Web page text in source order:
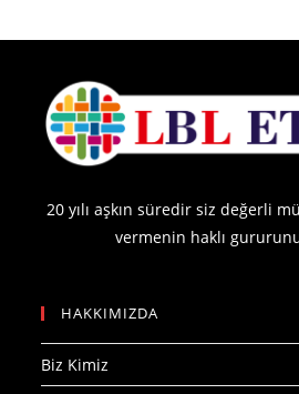
20 yılı aşkın süredir siz değerli
vermenin haklı
HAKKIMIZDA
Biz Kimiz